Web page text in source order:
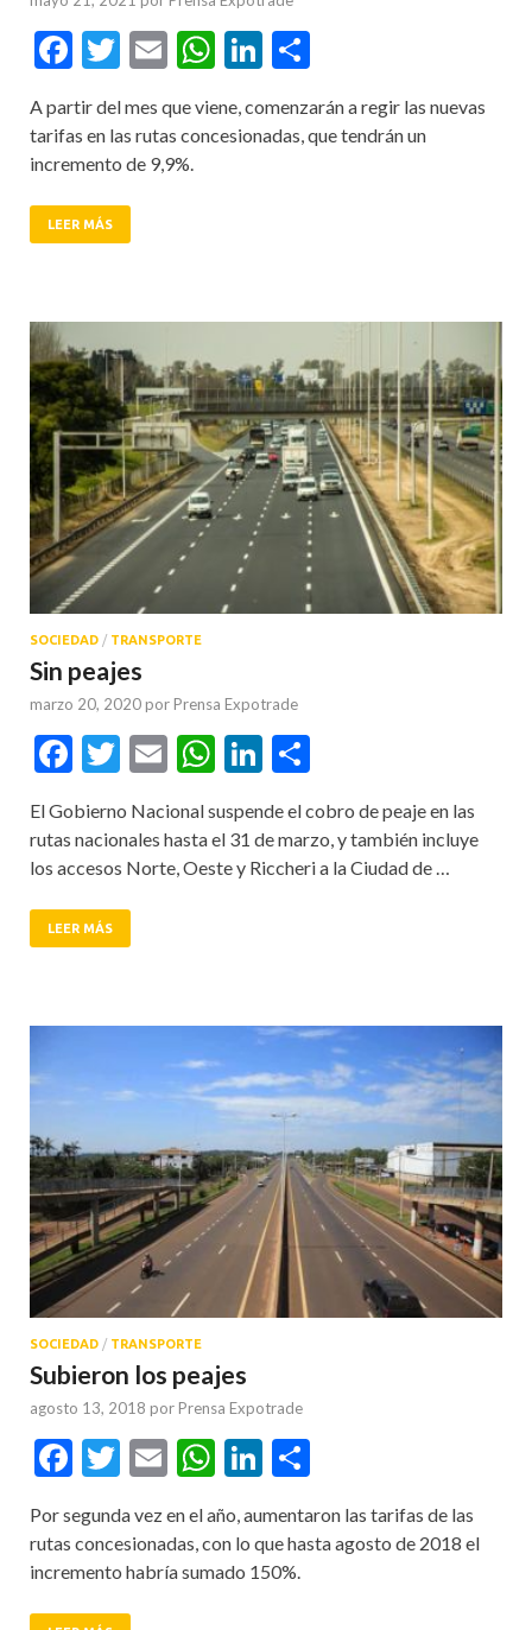
Facebook
Twitter
EmailWhatsApp
LinkedIn
A partir del mes que viene, comenzarán a regir las nuevas
tarifas en las rutas concesionadas, que tendrán un
incremento de 9,9%.
LEER MÁS
SOCIEDAD / TRANSPORTE
Sin peajes
marzo 20, 2020 por Prensa Expotrade
Facebook
Twitter
EmailWhatsApp
LinkedIn
El Gobierno Nacional suspende el cobro de peaje en las
rutas nacionales hasta el 31 de marzo, y también incluye
los accesos Norte, Oeste y Riccheri a la Ciudad de …
LEER MÁS
SOCIEDAD / TRANSPORTE
Subieron los peajes
agosto 13, 2018 por Prensa Expotrade
Facebook
Twitter
EmailWhatsApp
LinkedIn
Por segunda vez en el año, aumentaron las tarifas de las
rutas concesionadas, con lo que hasta agosto de 2018 el
incremento habría sumado 150%.